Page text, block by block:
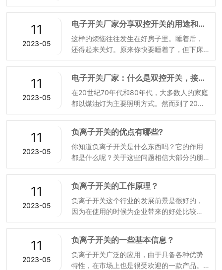
中。电子开关厂家表示，时至今天，我们的
照明、做饭都离不开它。
11
2023-05
电子开关厂家分享双控开关的用途和工
作原理
这样的烦恼往往发生在好房子里。睡着后，
还得起来关灯。原来你快要睡着了，但下床
关灯后，你会失去所有的睡意。其实这是因
这种情况。可能有些人还不知道什么是双控
开关？它有什么样的用途。今天，电子开关
厂家就带大家了解一下双控开关的用途和工
作原理。
11
2023-05
电子开关厂家：什么是双控开关，接线
时需要注意哪些问题？
在20世纪70年代和80年代，大多数人的家庭
都以煤油灯为主要照明方式。然而到了20世
纪末，电灯普遍随处可见，一个小小的开
子的时候，双控开关可以为人们提供多一种
选择。双控开关的使用给大家的生活带来了
很多便利，比如照明灯饰等家用电器都在逐
步使用双控开关。今天，就和电子开关厂家
底是怎样的。
11
2023-05
负离子开关的优点有哪些?
你知道负离子开关是什么东西吗？它的作用
都是什么呢？关于这些问题相信大部分的朋
友还是不了解的吧。不过大家也不甩太着
离子开关的优点。如果你对这个话题也感兴
趣的话，那随着小编一起往下看吧，希望你
在看到以后能在挑选的时候带来一些更好的
帮助吧。
11
2023-05
负离子开关的工作原理？
负离子开关这个行业的发展前景是很好的，
因为在使用的时候为企业带来的好处比较
多，所以深受客户们的青睐，为了让大家更
子开关的工作原理？希望能给更多的人带来
帮助。
11
2023-05
负离子开关的一些基本信息？
​负离子开关广泛的应用，由于具备各种优势
特性，在市场上也是很受欢迎的一款产品。